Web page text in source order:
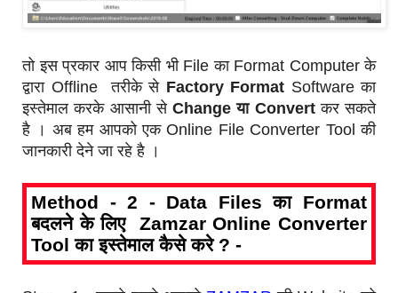
तो इस प्रकार आप किसी भी File का Format Computer के
द्वारा Offline तरीके से Factory Format Software का
इस्तेमाल करके आसानी से Change या Convertकर सकते
है । अब हम आपको एक Online File Converter Tool की
जानकारी देने जा रहे है ।
Method - 2 - Data Files का Format
बदलने के लिए Zamzar Online Converter
Tool का इस्तेमाल कैसे करे ? -